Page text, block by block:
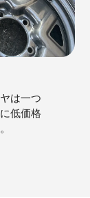
は一つ
低価格